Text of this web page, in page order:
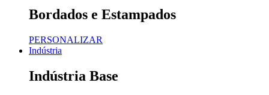
Bordados e Estampados
PERSONALIZAR
Indústria
Indústria Base